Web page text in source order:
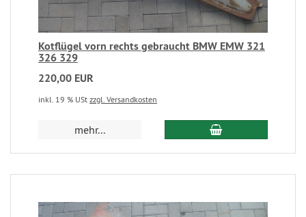
Kotflügel vorn rechts gebraucht BMW EMW 321
326 329
220,00 EUR
inkl. 19 % USt zzgl. Versandkosten
mehr...